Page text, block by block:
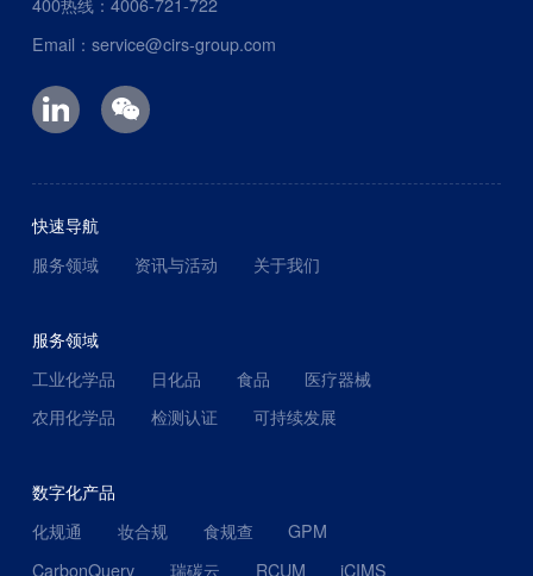
Email：service@cirs-group.com
快速导航
服务领域
资讯与活动 关于我们
服务领域
工业化学品
日化品 食品
医疗器械
农用化学品
检测认证 可持续发展
数字化产品
化规通
妆合规 食规查
GPM
CarbonQuery
瑞碳云 RCUM iCIMS